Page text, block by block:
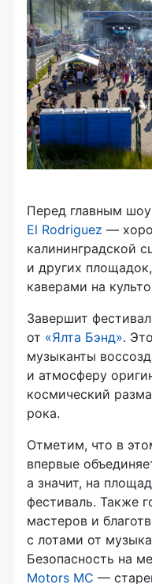
Перед главным
El Rodriguez —
калининградской
и других
каверами на
Завершит
от «Ялта Бэнд».
музыканты
и атмосферу
космический
рока.
Отметим, что в
впервые
а значит, на
фестиваль. Также
мастеров и
с лотами от
Безопасность на
Motors MC —